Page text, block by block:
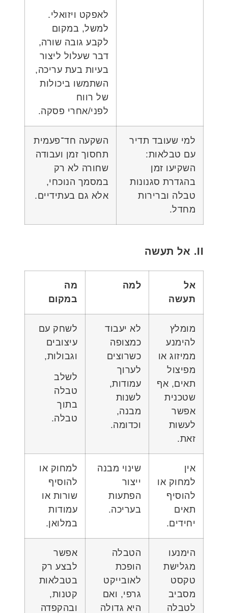
לאפקט ויזואלי.
למשל, במקום
לקבע גובה שורה,
דבר שעלול ליצור
בעיות בעת עריכה,
השתמשו ביכולות
של רווח
לפני/אחרי פסקה.
למי שעובד תדיר
עם טבלאות:
השקיעו זמן
בהגדרת סגנונות
טבלה וברירות
מחדל.
השקעה חד־פעמית
תחסוך זמן ועבודה
שחורה לא רק
במסמך הנוכחי,
אלא גם בעתידיים.
II. אל תעשה
אל
תעשה
למה
מה
במקום
מומלץ
להימנע
ממיזוג או
מפיצול
תאים, אף
שטכנית
אפשר
לעשות
זאת.
לא יעבוד
כמצופה
כשרוצים
לערוך
עמודות,
לשנות
מבנה,
וכדומה.
לשחק עם
עיצובים
וגבולות,
לשלב
טבלה
בתוך
טבלה.
אין
למחוק או
להוסיף
תאים
יחידים.
שינוי מבנה
ייצור
הפתעות
בעריכה.
למחוק או
להוסיף
שורות או
עמודות
במלואן.
הימנעו
מגלישת
טקסט
מסביב
לטבלה
הטבלה
הופכת
לאובייקט
גרפי, ואם
היא גדולה
אפשר
לבצע רק
בטבלאות
קטנות,
ובהקפדה